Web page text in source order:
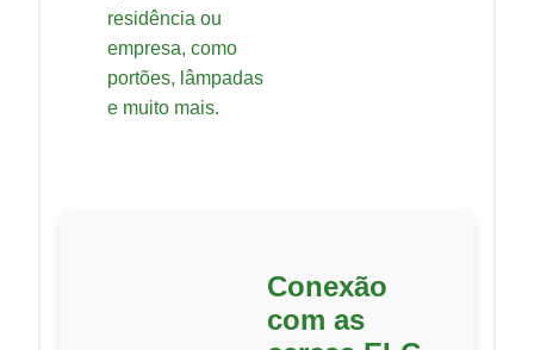
residência ou
empresa, como
portões, lâmpadas
e muito mais.
Conexão
com as